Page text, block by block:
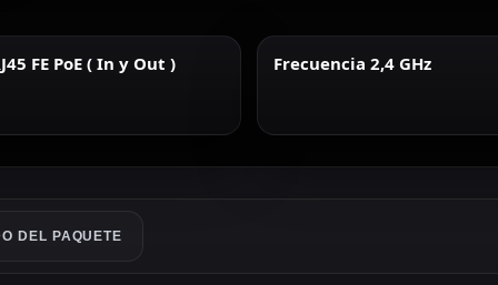
FE PoE ( In y Out ) Frecuencia 2,4 GHz
DEL PAQUETE